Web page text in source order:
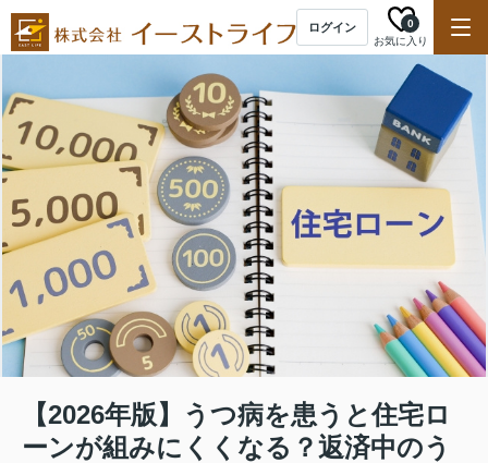
ログイン
お気に入り
0
【2026年版】うつ病を患うと住宅ロ
ーンが組みにくくなる？返済中のう